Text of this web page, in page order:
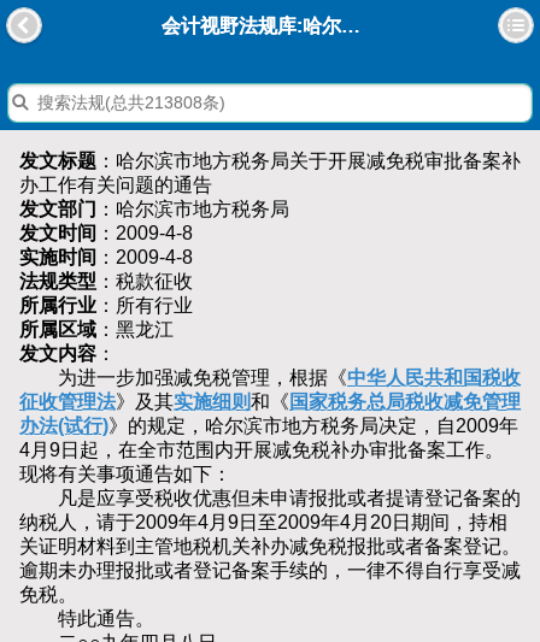
会计视野法规库:哈尔滨市地方税务局关于开展减免税审批备案补办工作有关问题的通告
发文标题 ：哈尔滨市地方税务局关于开展减免税审批备案补
办工作有关问题的通告
发文部门 ：哈尔滨市地方税务局
发文时间 ：2009-4-8
实施时间 ：2009-4-8
法规类型 ：税款征收
所属行业 ：所有行业
所属区域 ：黑龙江
发文内容 ：
为进一步加强减免税管理，根据《中华人民共和国税收
征收管理法》及其实施细则和《 国家税务总局税收减免管理
办法(试行)》的规定，哈尔滨市地方税务局决定，自2009年
4月9日起，在全市范围内开展减免税补办审批备案工作。
现将有关事项通告如下：
凡是应享受税收优惠但未申请报批或者提请登记备案的
纳税人，请于2009年4月9日至2009年4月20日期间，持相
关证明材料到主管地税机关补办减免税报批或者备案登记。
逾期未办理报批或者登记备案手续的，一律不得自行享受减
免税。
特此通告。